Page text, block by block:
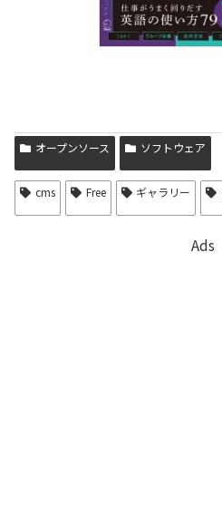
オープンソース ソフトウェア
cms Free ギャラリー
Ads